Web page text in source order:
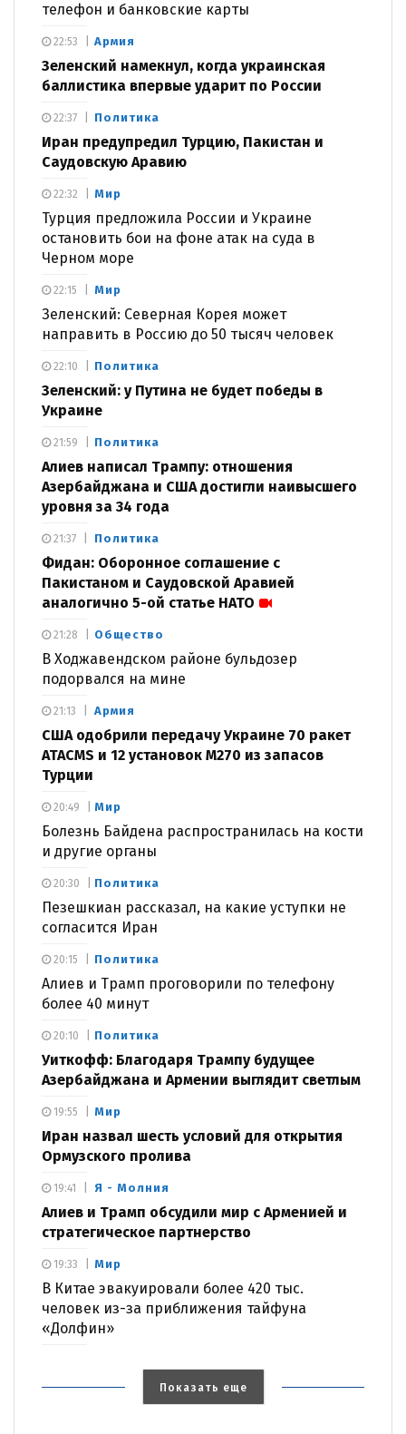
телефон и банковские карты
Армия
Зеленский намекнул, когда украинская
баллистика впервые ударит по России
22:53
Политика
Иран предупредил Турцию, Пакистан и
Саудовскую Аравию
22:37
Мир
Турция предложила России и Украине
остановить бои на фоне атак на суда в
Черном море
22:32
Мир
Зеленский: Северная Корея может
направить в Россию до 50 тысяч человек
22:15
Политика
Зеленский: у Путина не будет победы в
Украине
22:10
Политика
Алиев написал Трампу: отношения
Азербайджана и США достигли наивысшего
уровня за 34 года
21:59
Политика
Фидан: Оборонное соглашение с
Пакистаном и Саудовской Аравией
аналогично 5-ой статье НАТО
21:37
Общество
В Ходжавендском районе бульдозер
подорвался на мине
21:28
Армия
США одобрили передачу Украине 70 ракет
ATACMS и 12 установок M270 из запасов
Турции
21:13
Мир
Болезнь Байдена распространилась на кости
и другие органы
20:49
Политика
Пезешкиан рассказал, на какие уступки не
согласится Иран
20:30
Политика
Алиев и Трамп проговорили по телефону
более 40 минут
20:15
Политика
Уиткофф: Благодаря Трампу будущее
Азербайджана и Армении выглядит светлым
20:10
Мир
Иран назвал шесть условий для открытия
Ормузского пролива
19:55
Я - Молния
Алиев и Трамп обсудили мир с Арменией и
стратегическое партнерство
19:41
Мир
В Китае эвакуировали более 420 тыс.
человек из-за приближения тайфуна
«Долфин»
19:33
Показать еще